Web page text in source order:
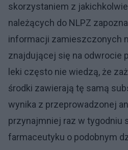
skorzystaniem z
należących do NLPZ
informacji zamieszczonych
znajdującej się na odwrocie
leki często nie wiedzą, że
środki zawierają tę samą
wynika z przeprowadzonej
przynajmniej raz w tygodniu
farmaceutyku o podobnym